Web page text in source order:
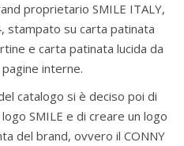
proprietario SMILE ITALY,
stampato su carta patinata
e carta patinata lucida da
interne.
catalogo si è deciso poi di
SMILE e di creare un logo
del brand, ovvero il CONNY